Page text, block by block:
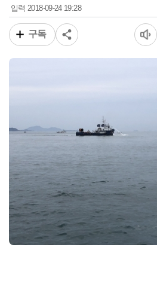
입력 2018-09-24 19:28
구독